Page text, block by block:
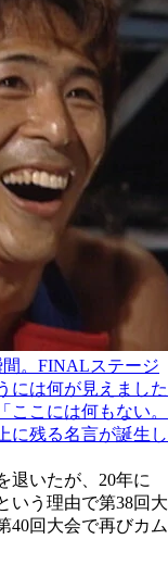
。FINALステージ
には何が見えました
こには何もない。
に残る名言が誕生し
退いたが、20年に
いう理由で第38回大
40回大会で再びカム